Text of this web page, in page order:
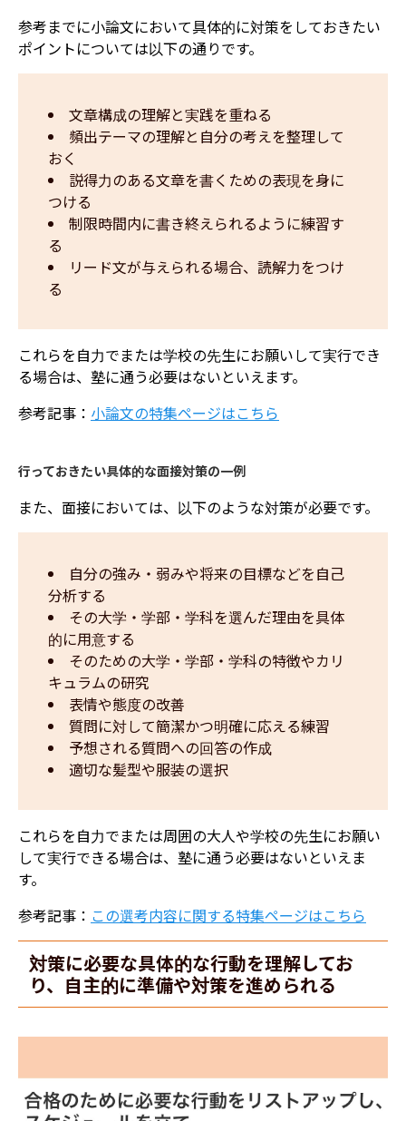
参考までに小論文において具体的に対策をしておきたい
ポイントについては以下の通りです。
文章構成の理解と実践を重ねる
頻出テーマの理解と自分の考えを整理して
おく
説得力のある文章を書くための表現を身に
つける
制限時間内に書き終えられるように練習す
る
リード文が与えられる場合、読解力をつけ
る
これらを自力でまたは学校の先生にお願いして実行でき
る場合は、塾に通う必要はないといえます。
参考記事： 小論文の特集ページはこちら
行っておきたい具体的な面接対策の一例
また、面接においては、以下のような対策が必要です。
自分の強み・弱みや将来の目標などを自己
分析する
その大学・学部・学科を選んだ理由を具体
的に用意する
そのための大学・学部・学科の特徴やカリ
キュラムの研究
表情や態度の改善
質問に対して簡潔かつ明確に応える練習
予想される質問への回答の作成
適切な髪型や服装の選択
これらを自力でまたは周囲の大人や学校の先生にお願い
して実行できる場合は、塾に通う必要はないといえま
す。
参考記事： この選考内容に関する特集ページはこちら
対策に必要な具体的な行動を理解してお
り、自主的に準備や対策を進められる